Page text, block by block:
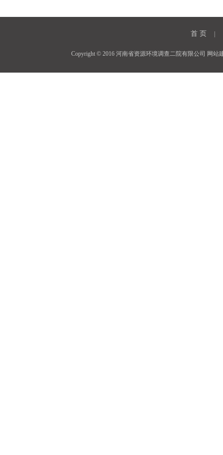
首 页
Copyright © 2016 河南省资源环境调查二院有限公司 网站